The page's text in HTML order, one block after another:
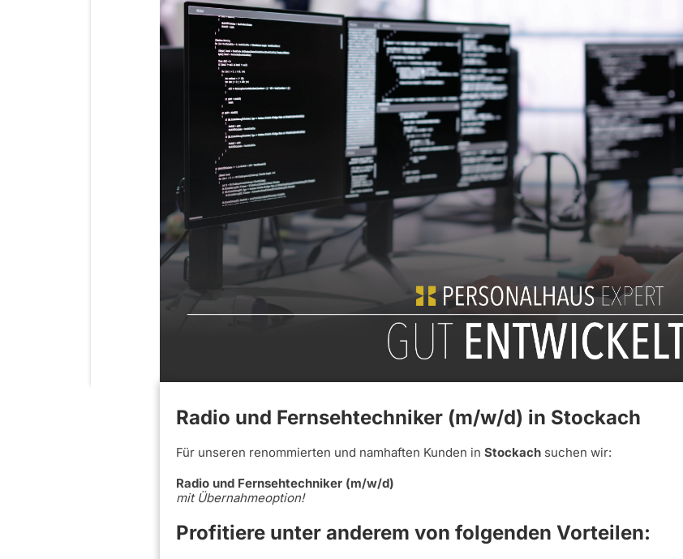
Radio und Fernsehtechniker (m/w/d) in Stockach
Für unseren renommierten und namhaften Kunden in Stockach suchen wir:
Radio und Fernsehtechniker (m/w/d)
mit Übernahmeoption!
Profitiere unter anderem von folgenden Vorteilen: